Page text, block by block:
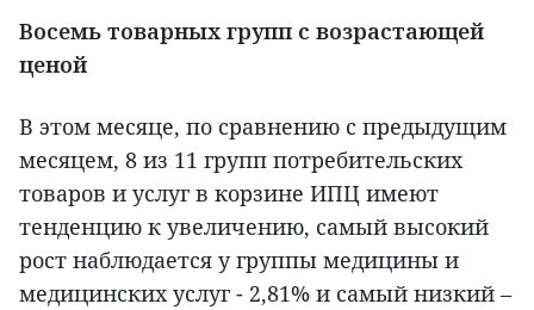
Восемь товарных групп с возрастающей
ценой
В этом месяце, по сравнению с предыдущим
месяцем, 8 из 11 групп потребительских
товаров и услуг в корзине ИПЦ имеют
тенденцию к увеличению, самый высокий
рост наблюдается у группы медицины и
медицинских услуг - 2,81% и самый низкий –